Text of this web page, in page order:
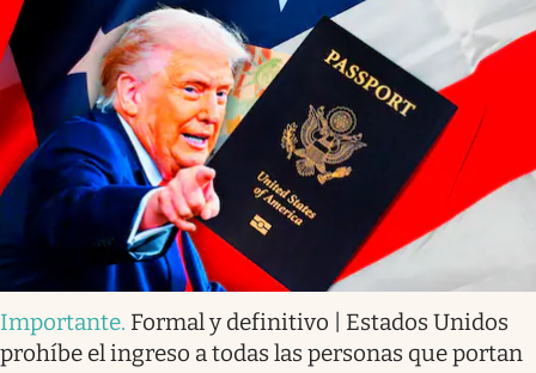
Importante. Formal y definitivo | Estados Unidos
prohíbe el ingreso a todas las personas que portan